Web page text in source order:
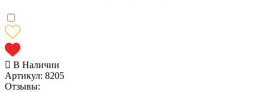
В Наличии
Артикул: 8205
Отзывы: